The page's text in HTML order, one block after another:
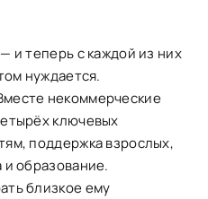
и теперь с каждой из них
нуждается.
некоммерческие
ключевых
поддержка взрослых,
образование.
близкое ему